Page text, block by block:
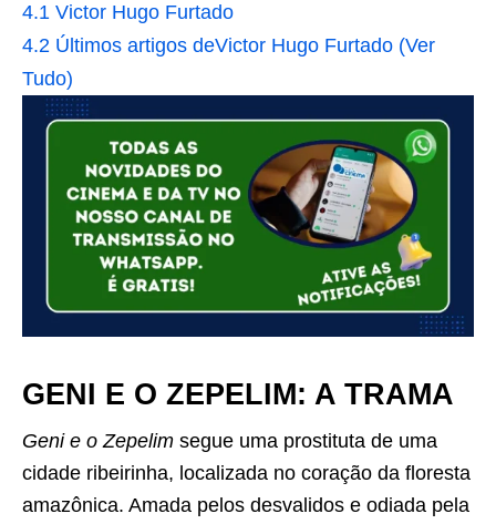
4.1 Victor Hugo Furtado
4.2 Últimos artigos deVictor Hugo Furtado (Ver
Tudo)
GENI E O ZEPELIM: A TRAMA
Geni e o Zepelim segue uma prostituta de uma
cidade ribeirinha, localizada no coração da floresta
amazônica. Amada pelos desvalidos e odiada pela